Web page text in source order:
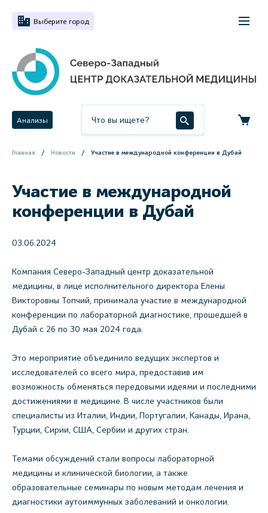
Выберите город
Анализы
Главная Новости Участие в международной конференции в Дубай
Участие в международной
конференции в Дубай
03.06.2024
Компания Северо-Западный центр доказательной
медицины, в лице исполнительного директора Елены
Викторовны Топчий, принимала участие в международной
конференции по лабораторной диагностике, прошедшей в
Дубай с 26 по 30 мая 2024 года.
Это мероприятие объединило ведущих экспертов и
исследователей со всего мира, предоставив им
возможность обменяться передовыми идеями и последними
достижениями в медицине. В числе участников были
специалисты из Италии, Индии, Португалии, Канады, Ирана,
Турции, Сирии, США, Сербии и других стран.
Темами обсуждений стали вопросы лабораторной
медицины и клинической биологии, а также
образовательные семинары по новым методам лечения и
диагностики аутоиммунных заболеваний и онкологии.